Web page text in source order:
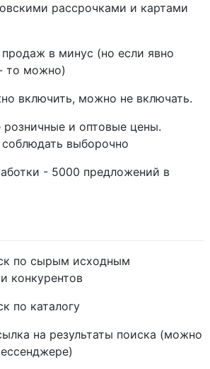
рассрочками и картами
в минус (но если явно
то можно)
включить, можно не включать.
и оптовые цены.
выборочно
- 5000 предложений в
по сырым исходным
конкурентов
по каталогу
на результаты поиска (можно